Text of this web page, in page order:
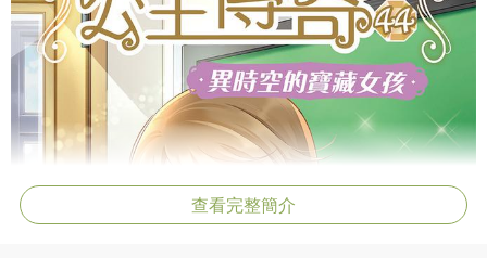
查看完整簡介